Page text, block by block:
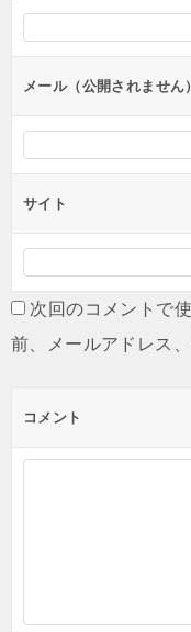
シ
ョ
ンメール（公開されません
サイト
次回のコメントで
前、メールアドレス
コメント